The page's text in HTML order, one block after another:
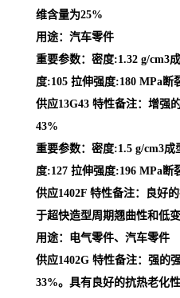
维含量为25%
用途：汽车零件
重要参数：密度:1.32 g/cm3
度:105 拉伸强度:180 MPa断
供应13G43 特性备注：增强
43%
重要参数：密度:1.5 g/cm3
度:127 拉伸强度:196 MPa断
供应1402F 特性备注：良好
于超快造型周期翘曲性和低
用途：电气零件、汽车零件
供应1402G 特性备注：强的
33%。具有良好的抗热老化性